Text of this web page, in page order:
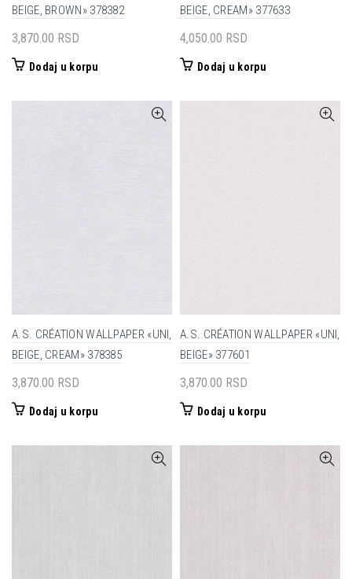
BEIGE, BROWN» 378382
3,870.00 RSD
Dodaj u korpu
BEIGE, CREAM» 377633
4,050.00 RSD
Dodaj u korpu
A.S. CRÉATION WALLPAPER «UNI,
BEIGE, CREAM» 378385
3,870.00 RSD
Dodaj u korpu
A.S. CRÉATION WALLPAPER «UNI,
BEIGE» 377601
3,870.00 RSD
Dodaj u korpu